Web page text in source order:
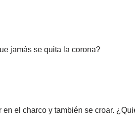
jamás se quita la corona?
en el charco y también se croar.